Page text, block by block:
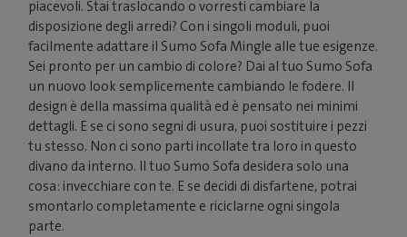
piacevoli. Stai traslocando o vorresti cambiare la
disposizione degli arredi? Con i singoli moduli, puoi
facilmente adattare il Sumo Sofa Mingle alle tue esigenze.
Sei pronto per un cambio di colore? Dai al tuo Sumo Sofa
un nuovo look semplicemente cambiando le fodere. Il
design è della massima qualità ed è pensato nei minimi
dettagli. E se ci sono segni di usura, puoi sostituire i pezzi
tu stesso. Non ci sono parti incollate tra loro in questo
divano da interno. Il tuo Sumo Sofa desidera solo una
cosa: invecchiare con te. E se decidi di disfartene, potrai
smontarlo completamente e riciclarne ogni singola
parte.